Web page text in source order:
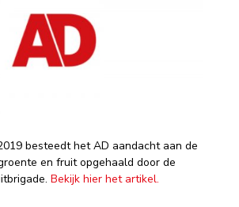
besteedt het AD aandacht aan de
en fruit opgehaald door de
Bekijk hier het artikel.